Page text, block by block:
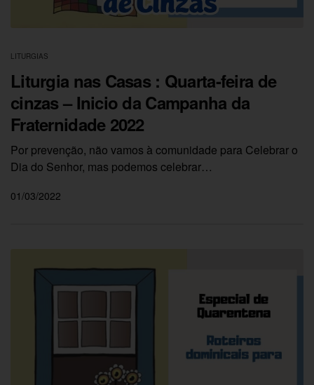
LITURGIAS
Liturgia nas Casas : Quarta-feira de
cinzas – Inicio da Campanha da
Fraternidade 2022
Por prevenção, não vamos à comunidade para Celebrar o
Dia do Senhor, mas podemos celebrar…
01/03/2022